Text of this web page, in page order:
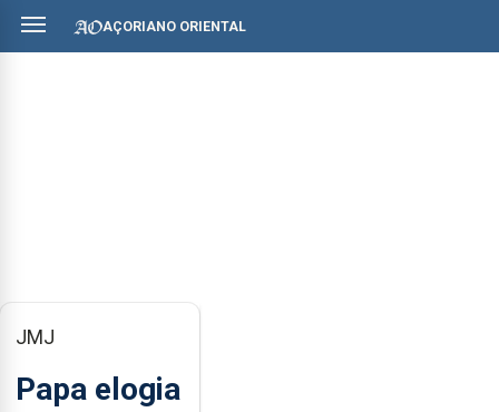
AÇORIANO ORIENTAL
JMJ
Papa elogia